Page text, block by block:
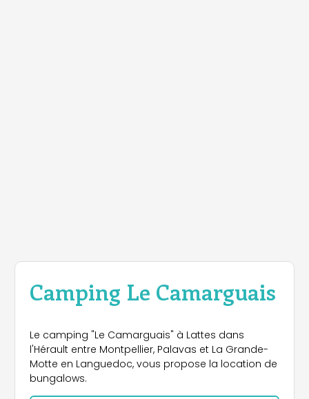
Camping Le Camarguais
Le camping "Le Camarguais" à Lattes dans
l'Hérault entre Montpellier, Palavas et La Grande-
Motte en Languedoc, vous propose la location de
bungalows.